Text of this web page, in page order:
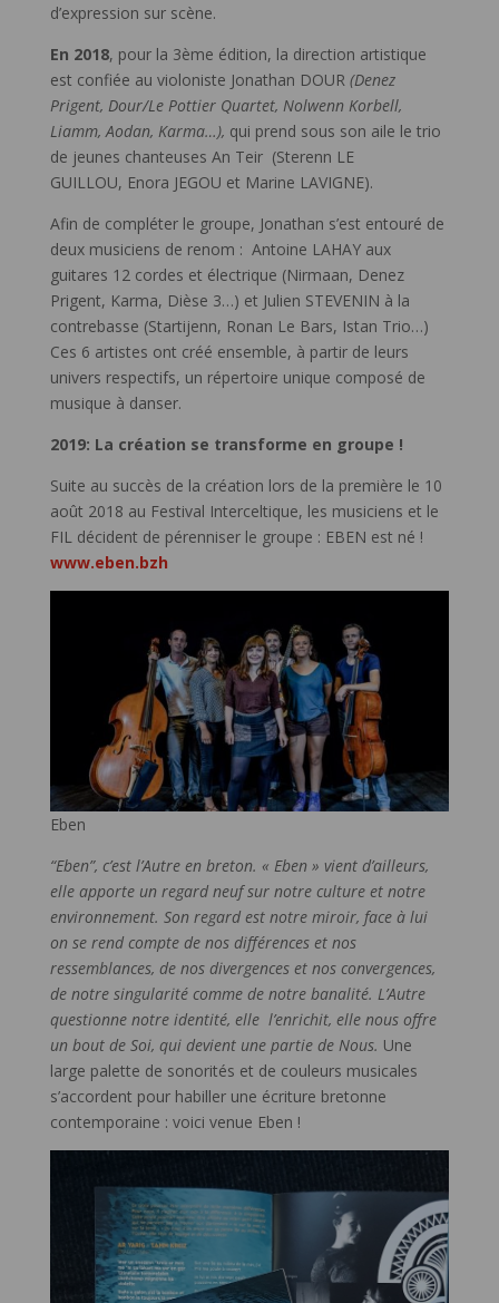
d’expression sur scène.
En 2018, pour la 3ème édition, la direction artistique
est confiée au violoniste Jonathan DOUR (Denez
Prigent, Dour/Le Pottier Quartet, Nolwenn Korbell,
Liamm, Aodan, Karma…), qui prend sous son aile le trio
de jeunes chanteuses An Teir (Sterenn LE
GUILLOU, Enora JEGOU et Marine LAVIGNE).
Afin de compléter le groupe, Jonathan s’est entouré de
deux musiciens de renom : Antoine LAHAY aux
guitares 12 cordes et électrique (Nirmaan, Denez
Prigent, Karma, Dièse 3…) et Julien STEVENIN à la
contrebasse (Startijenn, Ronan Le Bars, Istan Trio…)
Ces 6 artistes ont créé ensemble, à partir de leurs
univers respectifs, un répertoire unique composé de
musique à danser.
2019: La création se transforme en groupe !
Suite au succès de la création lors de la première le 10
août 2018 au Festival Interceltique, les musiciens et le
FIL décident de pérenniser le groupe : EBEN est né !
www.eben.bzh
Eben
“Eben”, c’est l’Autre en breton. « Eben » vient d’ailleurs,
elle apporte un regard neuf sur notre culture et notre
environnement. Son regard est notre miroir, face à lui
on se rend compte de nos différences et nos
ressemblances, de nos divergences et nos convergences,
de notre singularité comme de notre banalité. L’Autre
questionne notre identité, elle l’enrichit, elle nous offre
un bout de Soi, qui devient une partie de Nous. Une
large palette de sonorités et de couleurs musicales
s’accordent pour habiller une écriture bretonne
contemporaine : voici venue Eben !